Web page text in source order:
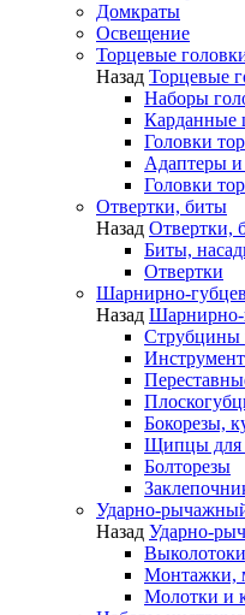
Домкраты
Освещение
Торцевые
Назад Торцевые
Наборы
Карданные
Головки
Адаптеры и
Головки
Отвертки, биты
Назад Отвертки,
Биты,
Отвертки
Шарнирно-
Назад Шарнирно-
Струбцины
Инструмент
Бокорезы,
Щипцы для
Болторезы
Ударно-
Назад Ударно-
Монтажки,
Молотки и